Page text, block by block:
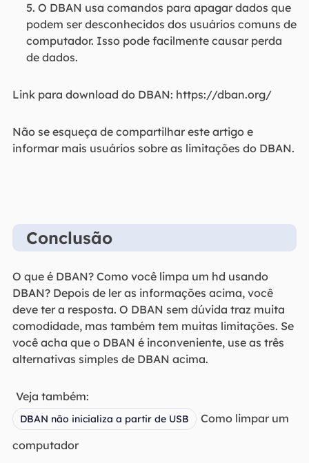
5. O DBAN usa comandos para apagar dados que
podem ser desconhecidos dos usuários comuns de
computador. Isso pode facilmente causar perda
de dados.
Link para download do DBAN: https://dban.org/
Não se esqueça de compartilhar este artigo e
informar mais usuários sobre as limitações do DBAN.
Conclusão
O que é DBAN? Como você limpa um hd usando
DBAN? Depois de ler as informações acima, você
deve ter a resposta. O DBAN sem dúvida traz muita
comodidade, mas também tem muitas limitações. Se
você acha que o DBAN é inconveniente, use as três
alternativas simples de DBAN acima.
Veja também:
DBAN não inicializa a partir de USB
Como limpar um
computador